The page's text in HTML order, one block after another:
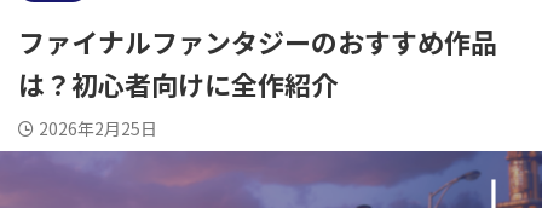
ファイナルファンタジーのおすすめ作品
は？初心者向けに全作紹介
2026年2月25日